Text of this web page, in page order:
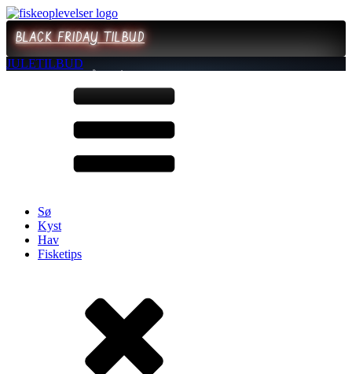
BLACK FRIDAY TILBUD
JULETILBUD
Sø
Kyst
Hav
Fisketips